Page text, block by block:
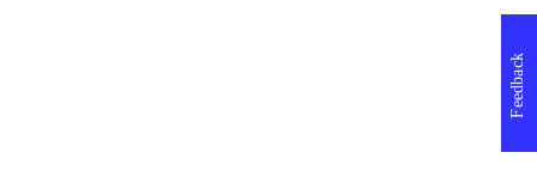
Feedback